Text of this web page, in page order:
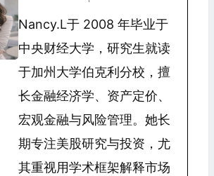
Nancy.L于 2008 年毕业于
中央财经大学，研究生就读
于加州大学伯克利分校，擅
长金融经济学、资产定价、
宏观金融与风险管理。她长
期专注美股研究与投资，尤
其重视用学术框架解释市场